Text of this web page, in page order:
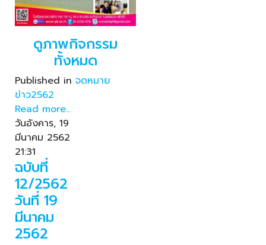
ดูภาพกิจกรรม
ทั้งหมด
Published in จดหมาย
ข่าว2562
Read more...
วันอังคาร, 19
มีนาคม 2562
21:31
ฉบับที่
12/2562
วันที่ 19
มีนาคม
2562